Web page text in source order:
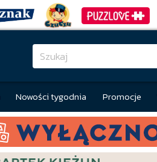
Nowości tygodnia Promocje